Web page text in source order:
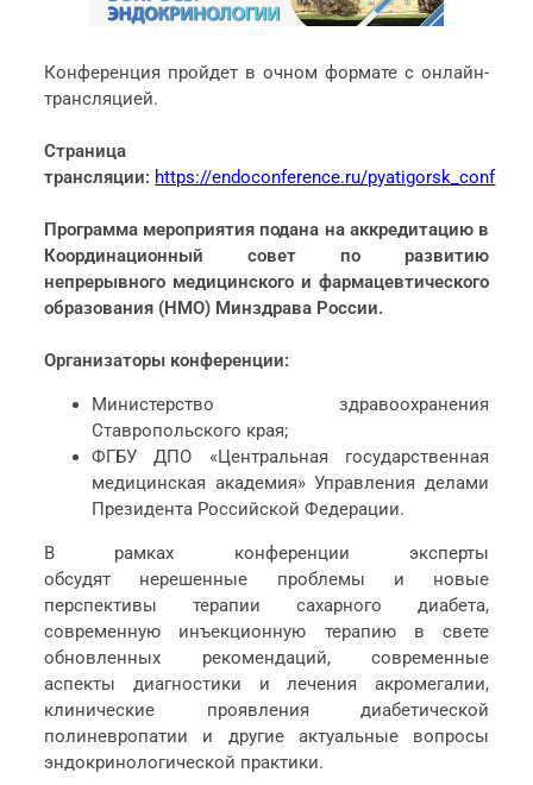
Конференция пройдет в очном формате с онлайн-
трансляцией.
Страница
трансляции: https://endoconference.ru/pyatigorsk_conf
Программа мероприятия подана на аккредитацию в
Координационный совет по развитию
непрерывного медицинского и фармацевтического
образования (НМО) Минздрава России.
Организаторы конференции:
Министерство здравоохранения
Ставропольского края;
ФГБУ ДПО «Центральная государственная
медицинская академия» Управления делами
Президента Российской Федерации.
В рамках конференции эксперты
обсудят нерешенные проблемы и новые
перспективы терапии сахарного диабета,
современную инъекционную терапию в свете
обновленных рекомендаций, современные
аспекты диагностики и лечения акромегалии,
клинические проявления диабетической
полиневропатии и другие актуальные вопросы
эндокринологической практики.